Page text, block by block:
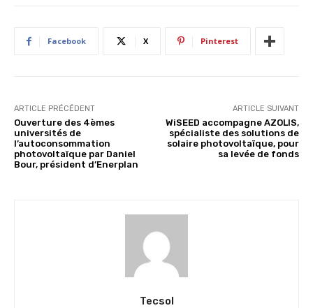
Facebook X Pinterest
ARTICLE PRÉCÉDENT
Ouverture des 4èmes
universités de
l’autoconsommation
photovoltaïque par Daniel
Bour, président d’Enerplan
ARTICLE SUIVANT
WiSEED accompagne AZOLIS,
spécialiste des solutions de
solaire photovoltaïque, pour
sa levée de fonds
Tecsol